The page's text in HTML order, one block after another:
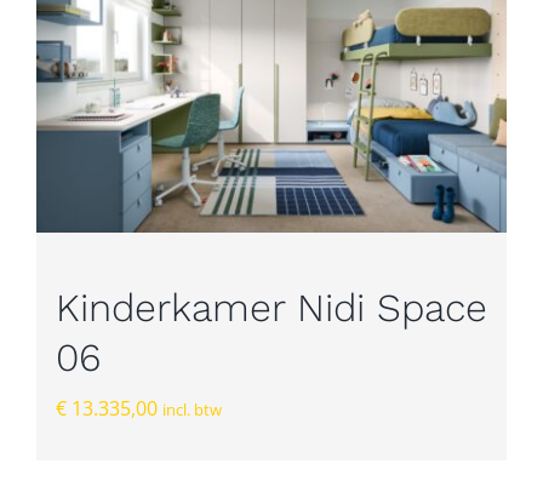
Kinderkamer Nidi Space
06
€13.335,00 incl. btw